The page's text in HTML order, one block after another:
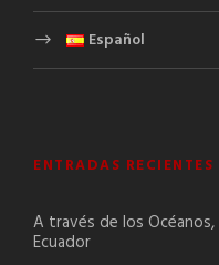
Español
ENTRADAS RECIENTES
A través de los
Ecuador